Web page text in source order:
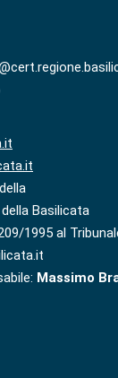
Basilicata
1995 al
Massimo